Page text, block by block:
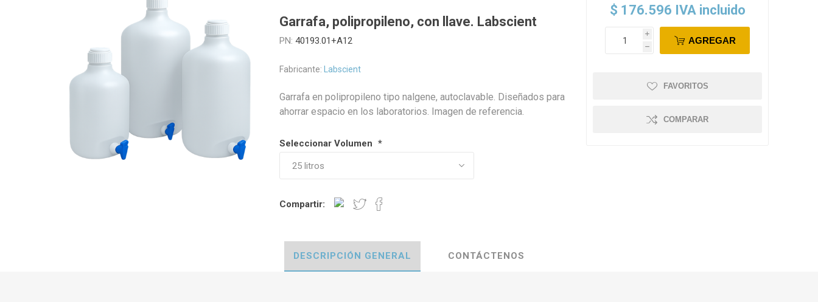
Atago
Thermo
Scientific
Garrafa, polipropileno, con llave. Labscient
PN: 40193.01+A12
Fabricante: Labscient
Garrafa en polipropileno tipo nalgene, autoclavable. Diseñados para
ahorrar espacio en los laboratorios. Imagen de referencia.
Seleccionar Volumen *
Compartir:
$ 176.596 IVA incluido
i
h
AGREGAR
FAVORITOS
COMPARAR
DESCRIPCIÓN GENERAL CONTÁCTENOS